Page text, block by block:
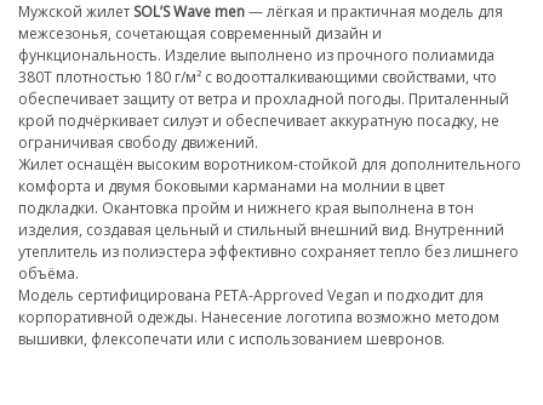
Мужской жилет SOL’S Wave men— лёгкая и практичная модель для
межсезонья, сочетающая современный дизайн и
функциональность. Изделие выполнено из прочного полиамида
380T плотностью 180 г/м² с водоотталкивающими свойствами, что
обеспечивает защиту от ветра и прохладной погоды. Приталенный
крой подчёркивает силуэт и обеспечивает аккуратную посадку, не
ограничивая свободу движений.
Жилет оснащён высоким воротником-стойкой для дополнительного
комфорта и двумя боковыми карманами на молнии в цвет
подкладки. Окантовка пройм и нижнего края выполнена в тон
изделия, создавая цельный и стильный внешний вид. Внутренний
утеплитель из полиэстера эффективно сохраняет тепло без лишнего
объёма.
Модель сертифицирована PETA-Approved Vegan и подходит для
корпоративной одежды. Нанесение логотипа возможно методом
вышивки, флексопечати или с использованием шевронов.